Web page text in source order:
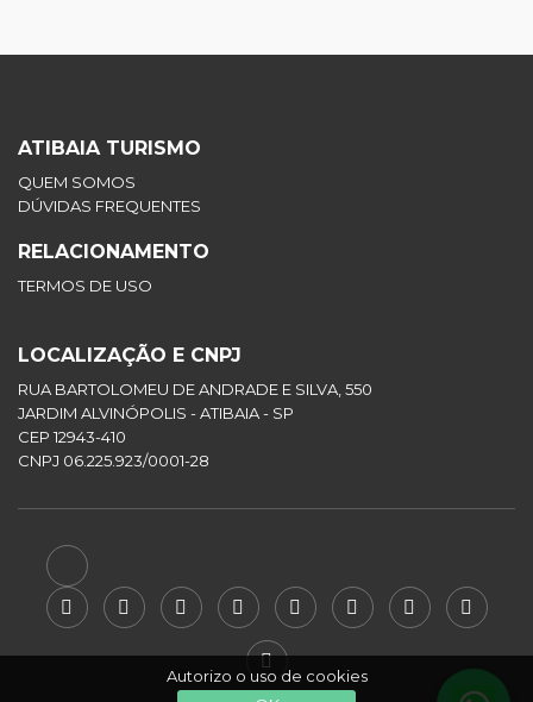
Autorizo o uso de cookies
ATIBAIA TURISMO
QUEM SOMOS
DÚVIDAS FREQUENTES
RELACIONAMENTO
TERMOS DE USO
LOCALIZAÇÃO E CNPJ
RUA BARTOLOMEU DE ANDRADE E SILVA, 550
JARDIM ALVINÓPOLIS - ATIBAIA - SP
CEP 12943-410
CNPJ 06.225.923/0001-28